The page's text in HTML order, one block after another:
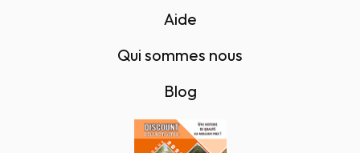
Aide
Qui sommes nous
Blog